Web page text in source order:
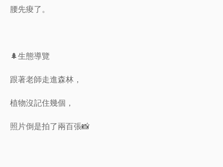
腰先痠了。
🌲生態導覽
跟著老師走進森林，
植物沒記住幾個，
照片倒是拍了兩百張📸